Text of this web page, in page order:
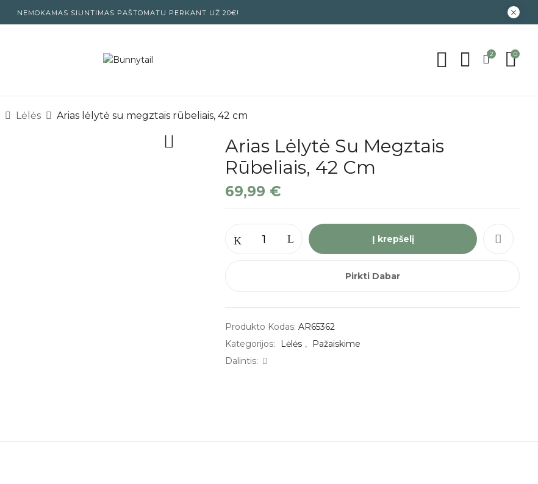
NEMOKAMAS SIUNTIMAS PAŠTOMATU PERKANT UŽ 20€!
2 0
Lėlės Arias lėlytė su megztais rūbeliais, 42 cm
Arias Lėlytė Su Megztais
Rūbeliais, 42 Cm
69,99 €
Į krepšelį
Pirkti Dabar
Produkto Kodas:AR65362
Kategorijos:
Lėlės ,
Pažaiskime
Dalintis: